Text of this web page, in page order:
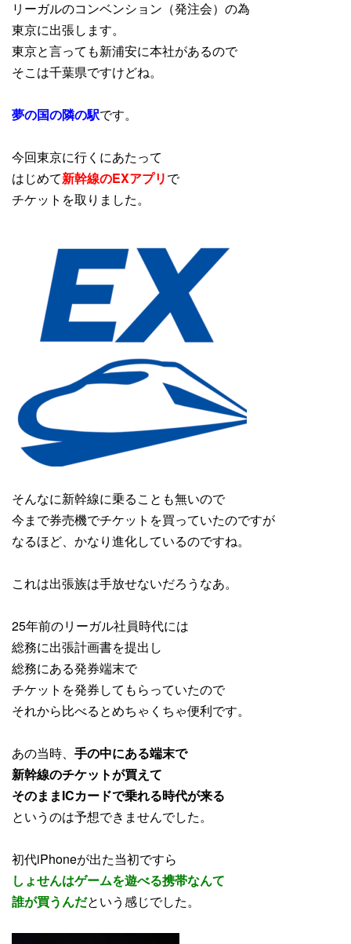
リーガルのコンベンション（発注会）の為
東京に出張します。
東京と言っても新浦安に本社があるので
そこは千葉県ですけどね。
夢の国の隣の駅です。
今回東京に行くにあたって
はじめて新幹線のEXアプリで
チケットを取りました。
そんなに新幹線に乗ることも無いので
今まで券売機でチケットを買っていたのですが
なるほど、かなり進化しているのですね。
これは出張族は手放せないだろうなあ。
25年前のリーガル社員時代には
総務に出張計画書を提出し
総務にある発券端末で
チケットを発券してもらっていたので
それから比べるとめちゃくちゃ便利です。
あの当時、 手の中にある端末で
新幹線のチケットが買えて
そのままICカードで乗れる時代が来る
というのは予想できませんでした。
初代iPhoneが出た当初ですら
しょせんはゲームを遊べる携帯なんて
誰が買うんだという感じでした。